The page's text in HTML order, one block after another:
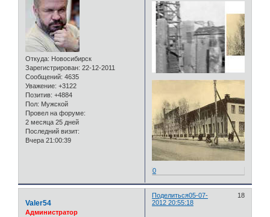
Откуда: Новосибирск
Зарегистрирован: 22-12-2011
Сообщений: 4635
Уважение: +3122
Позитив: +4884
Пол: Мужской
Провел на форуме:
2 месяца 25 дней
Последний визит:
Вчера 21:00:39
0
Поделиться 18
05-07-
2012 20:55:18
Valer54
Администратор